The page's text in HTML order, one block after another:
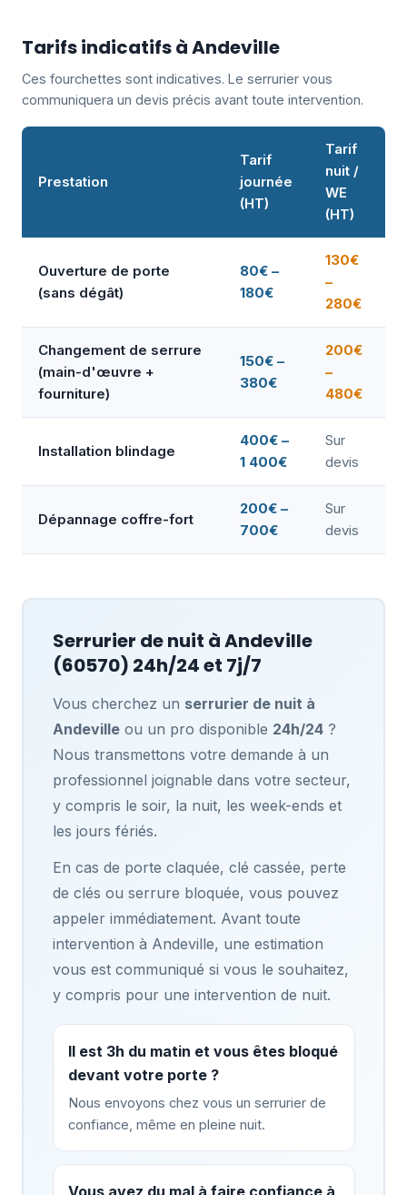
Tarifs indicatifs à Andeville
Ces fourchettes sont indicatives. Le serrurier vous
communiquera un devis précis avant toute intervention.
Prestation
Tarif
journée
(HT)
Tarif
nuit /
WE
(HT)
Ouverture de porte
(sans dégât)
80€ –
180€
130€
–
280€
Changement de serrure
(main-d'œuvre +
fourniture)
150€ –
380€
200€
–
480€
Installation blindage
400€ –
1 400€
Sur
devis
Dépannage coffre-fort
200€ –
700€
Sur
devis
Serrurier de nuit àAndeville
(60570) 24h/24 et 7j/7
Vous cherchez un serrurier de nuit à
Andevilleou un pro disponible 24h/24?
Nous transmettons votre demande à un
professionnel joignable dans votre secteur,
y compris le soir, la nuit, les week-ends et
les jours fériés.
En cas de porte claquée, clé cassée, perte
de clés ou serrure bloquée, vous pouvez
appeler immédiatement. Avant toute
intervention à Andeville, une estimation
vous est communiqué si vous le souhaitez,
y compris pour une intervention de nuit.
Il est 3h du matin et vous êtes bloqué
devant votre porte ?
Nous envoyons chez vous un serrurier de
confiance, même en pleine nuit.
Vous avez du mal à faire confiance à